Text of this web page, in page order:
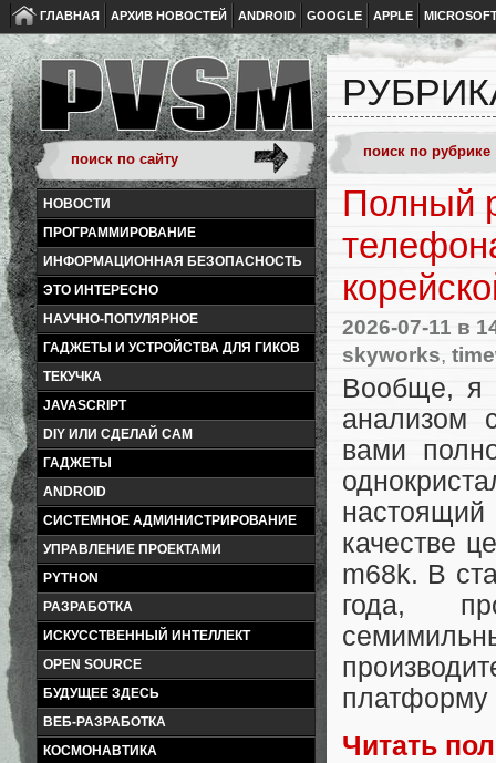
ГЛАВНАЯ АРХИВ НОВОСТЕЙ ANDROID GOOGLE APPLE
НОВОСТИ
ПРОГРАММИРОВАНИЕ
ИНФОРМАЦИОННАЯ БЕЗОПАСНОСТЬ
ЭТО ИНТЕРЕСНО
НАУЧНО-ПОПУЛЯРНОЕ
ГАДЖЕТЫ И УСТРОЙСТВА ДЛЯ ГИКОВ
ТЕКУЧКА
JAVASCRIPT
DIY ИЛИ СДЕЛАЙ САМ
ГАДЖЕТЫ
ANDROID
СИСТЕМНОЕ АДМИНИСТРИРОВАНИЕ
УПРАВЛЕНИЕ ПРОЕКТАМИ
PYTHON
РАЗРАБОТКА
ИСКУССТВЕННЫЙ ИНТЕЛЛЕКТ
OPEN SOURCE
БУДУЩЕЕ ЗДЕСЬ
ВЕБ-РАЗРАБОТКА
КОСМОНАВТИКА
Полный
2026-07-11 в
skyworks,
Вообще, я
анализом
вами
качестве
m68k. В
года,
Читать